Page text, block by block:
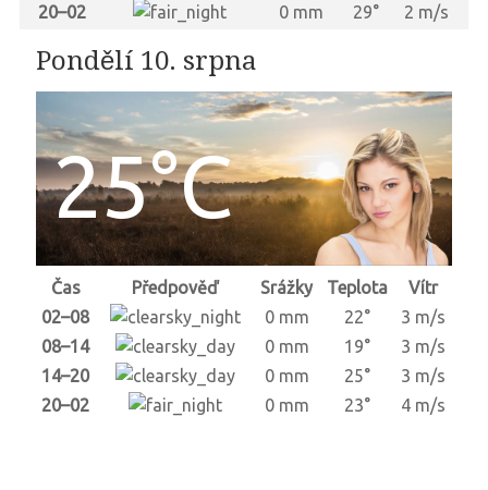
20–02
0 mm 29° 2 m/s
Pondělí 10. srpna
25°C
Čas Předpověď Srážky Teplota
Vítr
02–08
0 mm 22°
3 m/s
08–14
0 mm 19°
3 m/s
14–20
0 mm 25°
3 m/s
20–02
0 mm 23° 4 m/s